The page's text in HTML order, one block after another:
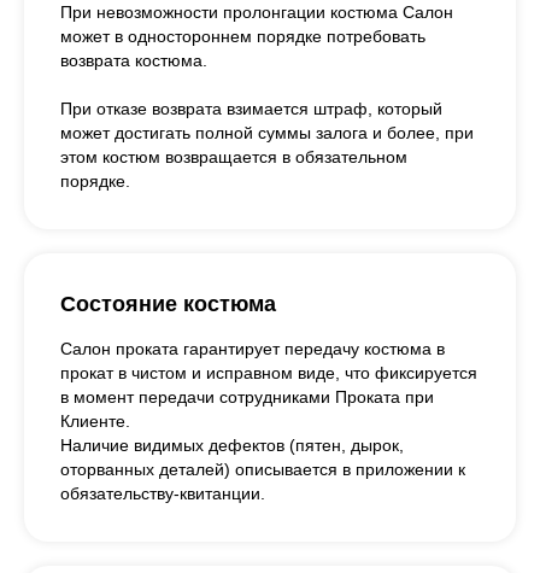
При невозможности пролонгации костюма Салон
может в одностороннем порядке потребовать
возврата костюма.
При отказе возврата взимается штраф, который
может достигать полной суммы залога и более, при
этом костюм возвращается в обязательном
порядке.
Состояние костюма
Салон проката гарантирует передачу костюма в
прокат в чистом и исправном виде, что фиксируется
в момент передачи сотрудниками Проката при
Клиенте.
Наличие видимых дефектов (пятен, дырок,
оторванных деталей) описывается в приложении к
обязательству-квитанции.